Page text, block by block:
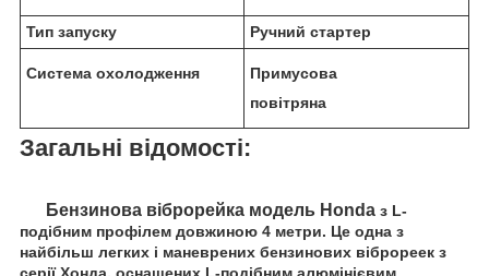
Тип запуску Ручний стартер
Система охолодження
Примусова
повітряна
Загальні відомості:
Бензинова віброрейка модель Honda з L-
подібним профілем довжиною 4 метри. Це одна з
найбільш легких і маневрених бензинових віброреек з
серії Хонда, оснащених L-подібним алюмінієвим